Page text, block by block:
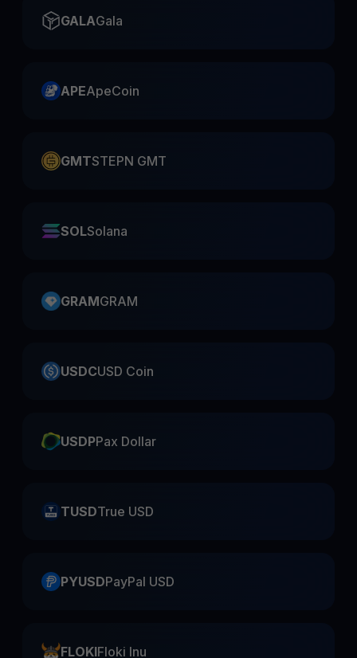
GALAGala
APEApeCoin
GMTSTEPN GMT
SOLSolana
GRAMGRAM
USDCUSD Coin
USDPPax Dollar
TUSDTrue USD
PYUSDPayPal USD
FLOKIFloki Inu